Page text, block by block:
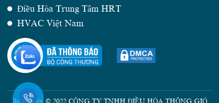
Điều Hòa Trung Tâm HRT
HVAC Việt Nam
Bản quyền © 2022 CÔNG TY TNHH ĐIỀU HÒA THÔNG GIÓ